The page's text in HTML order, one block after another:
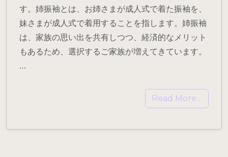
す。姉振袖とは、お姉さまが成人式で着た振袖を、
妹さまが成人式で着用することを指します。姉振袖
は、家族の思い出を共有しつつ、経済的なメリット
もあるため、選択するご家族が増えてきています。
…
Read More…